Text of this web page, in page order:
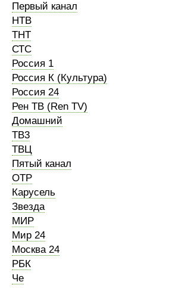
Первый канал
НТВ
ТНТ
СТС
Россия 1
Россия К (Культура)
Россия 24
Рен ТВ (Ren TV)
Домашний
ТВ3
ТВЦ
Пятый канал
ОТР
Карусель
Звезда
МИР
Мир 24
Москва 24
РБК
Че